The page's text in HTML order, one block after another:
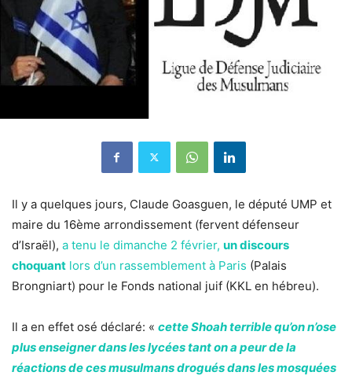
Il y a quelques jours, Claude Goasguen, le député UMP et
maire du 16ème arrondissement (fervent défenseur
d’Israël), a tenu le dimanche 2 février, un discours
choquant lors d’un rassemblement à Paris (Palais
Brongniart) pour le Fonds national juif (KKL en hébreu).
Il a en effet osé déclaré: « cette Shoah terrible qu’on n’ose
plus enseigner dans les lycées tant on a peur de la
réactions de ces musulmans drogués dans les mosquées